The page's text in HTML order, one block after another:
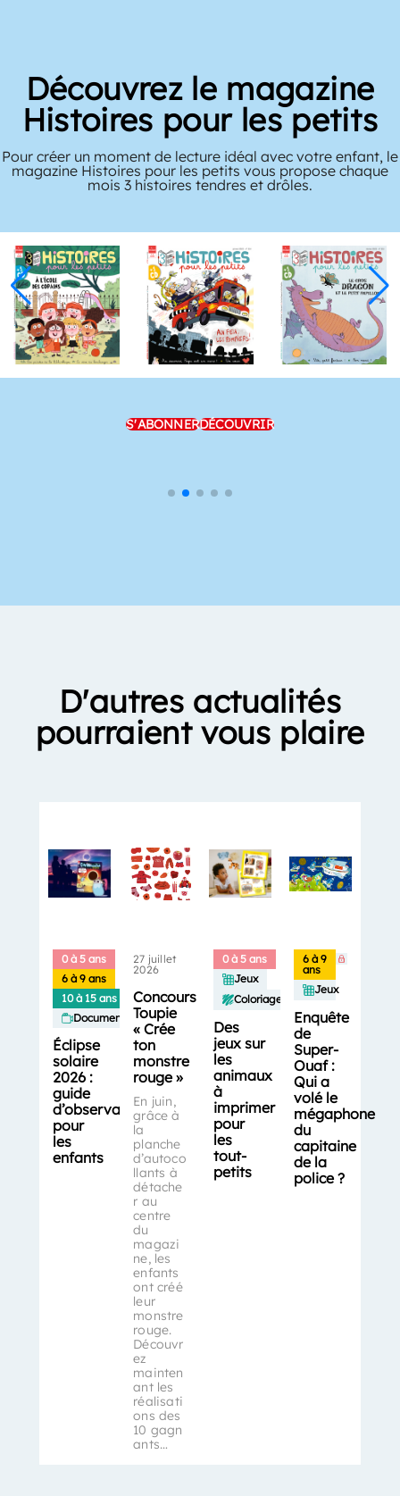
Découvrez le magazine
Histoires pour les petits
Pour créer un moment de lecture idéal avec votre enfant, le
magazine Histoires pour les petits vous propose chaque
mois 3 histoires tendres et drôles.
S'ABONNERDÉCOUVRIR
D'autres actualités
pourraient vous plaire
0 à 5 ans
6 à 9 ans
10 à 15 ans
Documentaires
Éclipse
solaire
2026 :
guide
d’observation
pour
les
enfants
27 juillet
2026
Concours
Toupie
« Crée
ton
monstre
rouge »
En juin,
grâce à
la
planche
d’autoco
llants à
détache
r au
centre
du
magazi
ne, les
enfants
ont créé
leur
monstre
rouge.
Découvr
ez
mainten
ant les
réalisati
ons des
10 gagn
ants…
0 à 5 ans
Jeux
Coloriages
Des
jeux sur
les
animaux
à
imprimer
pour
les
tout-
petits
6 à 9
ans
Jeux
Enquête
de
Super-
Ouaf :
Qui a
volé le
mégaphone
du
capitaine
de la
police ?